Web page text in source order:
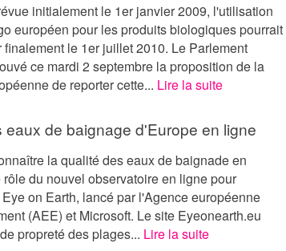
initialement le 1er janvier 2009, l'utilisation
européen pour les produits biologiques pourrait
finalement le 1er juillet 2010. Le Parlement
ce mardi 2 septembre la proposition de la
de reporter cette... Lire la suite
eaux de baignage d'Europe en ligne
la qualité des eaux de baignade en
rôle du nouvel observatoire en ligne pour
on Earth, lancé par l'Agence européenne
(AEE) et Microsoft. Le site Eyeonearth.eu
propreté des plages... Lire la suite